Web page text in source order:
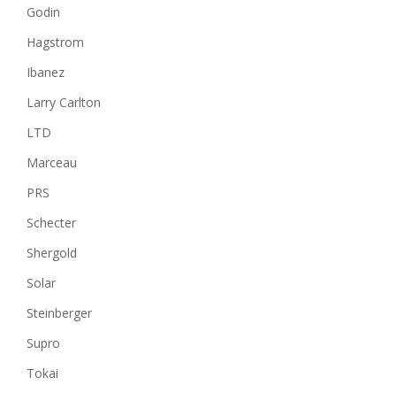
Godin
Hagstrom
Ibanez
Larry Carlton
LTD
Marceau
PRS
Schecter
Shergold
Solar
Steinberger
Supro
Tokai